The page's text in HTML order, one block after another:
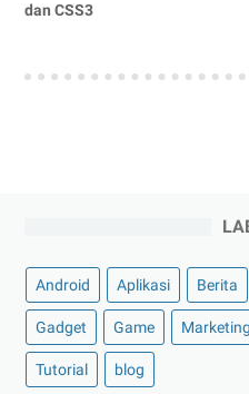
dan CSS3
Android Aplikasi Berita
Gadget Game Marketing
Tutorial blog